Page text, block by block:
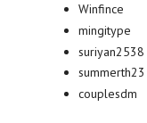
Winfince
mingitype
suriyan2538
summerth23
couplesdm